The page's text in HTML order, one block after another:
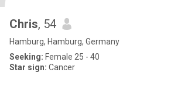
Chris, 54
Hamburg, Hamburg, Germany
Seeking: Female 25 - 40
Star sign: Cancer